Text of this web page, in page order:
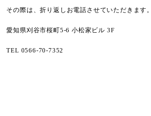
その際は、折り返しお電話させていただきます。
愛知県刈谷市桜町5-6小松家ビル 3F
TEL 0566-70-7352